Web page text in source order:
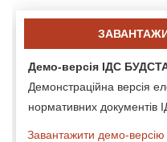
Демо-версія ІДС
Демонстраційна версія
нормативних
Завантажити демо-версію